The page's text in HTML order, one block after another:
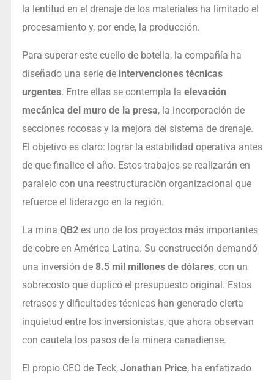
la lentitud en el drenaje de los materiales ha limitado el
procesamiento y, por ende, la producción.
Para superar este cuello de botella, la compañía ha
diseñado una serie de intervenciones técnicas
urgentes. Entre ellas se contempla la elevación
mecánica del muro de la presa, la incorporación de
secciones rocosas y la mejora del sistema de drenaje.
El objetivo es claro: lograr la estabilidad operativa antes
de que finalice el año. Estos trabajos se realizarán en
paralelo con una reestructuración organizacional que
refuerce el liderazgo en la región.
La mina QB2es uno de los proyectos más importantes
de cobre en América Latina. Su construcción demandó
una inversión de 8.5 mil millones de dólares, con un
sobrecosto que duplicó el presupuesto original. Estos
retrasos y dificultades técnicas han generado cierta
inquietud entre los inversionistas, que ahora observan
con cautela los pasos de la minera canadiense.
El propio CEO de Teck, Jonathan Price, ha enfatizado